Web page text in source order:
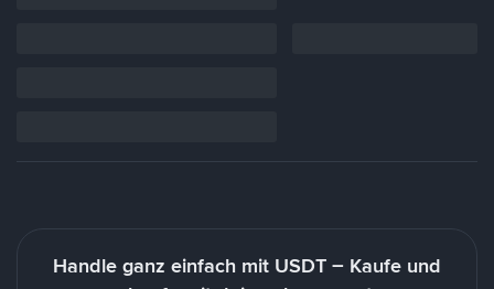
Handle ganz einfach mit USDT – Kaufe und